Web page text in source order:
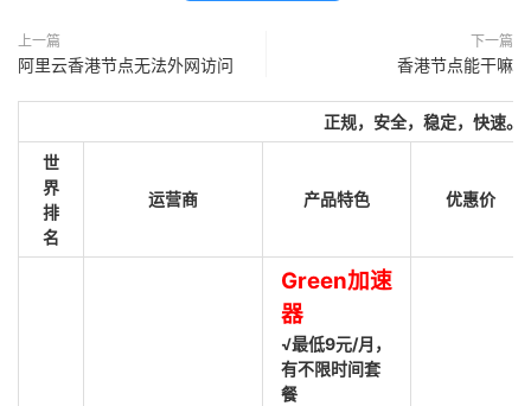
上一篇
阿里云香港节点无法外网访问
下一篇
香港节点能干嘛
正规，安全，稳定，快速。
世
界
排
名
运营商 产品特色 优惠价
Green加速
器
√最低9元/月，
有不限时间套
餐